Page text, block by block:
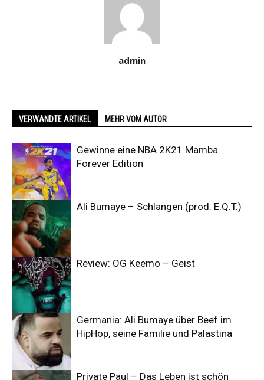
admin
VERWANDTE ARTIKEL MEHR VOM AUTOR
Gewinne eine NBA 2K21 Mamba
Forever Edition
Ali Bumaye – Schlangen (prod. E.Q.T.)
Review: OG Keemo – Geist
Germania: Ali Bumaye über Beef im
HipHop, seine Familie und Palästina
Private Paul – Das Leben ist schön